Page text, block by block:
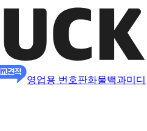
영업용 번호판화물백과미디